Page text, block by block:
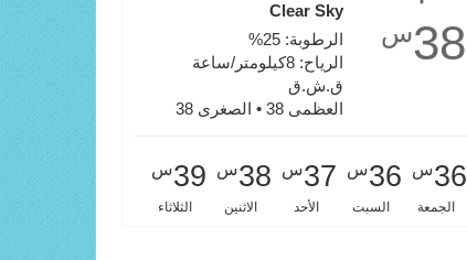
38س
Clear Sky
الرطوبة: 25%
الرياح: 8كيلومتر/ساعة
ق.ش.ق‎
العظمى 38 • الصغرى 38
36س
الجمعة
36س
السبت
37س
الأحد
38س
الاثنين
39س
الثلاثاء